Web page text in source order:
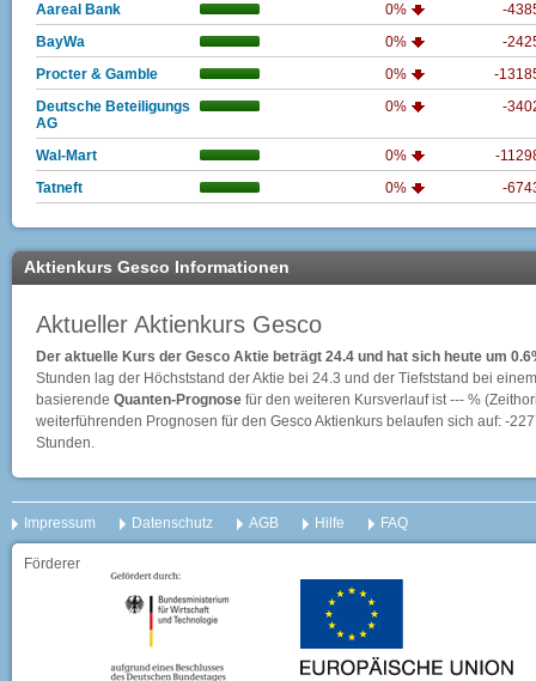
Aareal Bank
0%
-
BayWa
0%
-
Procter & Gamble
0%
-
Deutsche Beteiligungs
AG
0% -
Wal-Mart 0%
-
Tatneft
0% -
Aktienkurs Gesco Informationen
Aktueller Aktienkurs Gesco
Der aktuelle Kurs der Gesco Aktie beträgt 24.4 und hat sich heute um
Stunden lag der Höchststand der Aktie bei 24.3 und der Tiefststand bei
basierende Quanten-Prognose für den weiteren Kursverlauf ist --- %
weiterführenden Prognosen für den Gesco Aktienkurs belaufen sich auf: -
Stunden.
Impressum Datenschutz AGB Hilfe FAQ
Förderer